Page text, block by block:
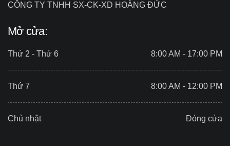
CÔNG TY TNHH SX-CK-XD HOÀNG ĐỨC
Mở cửa:
Thứ 2 - Thứ 6 8:00 AM - 17:00 PM
Thứ 7 8:00 AM - 12:00 PM
Chủ nhật Đóng cửa